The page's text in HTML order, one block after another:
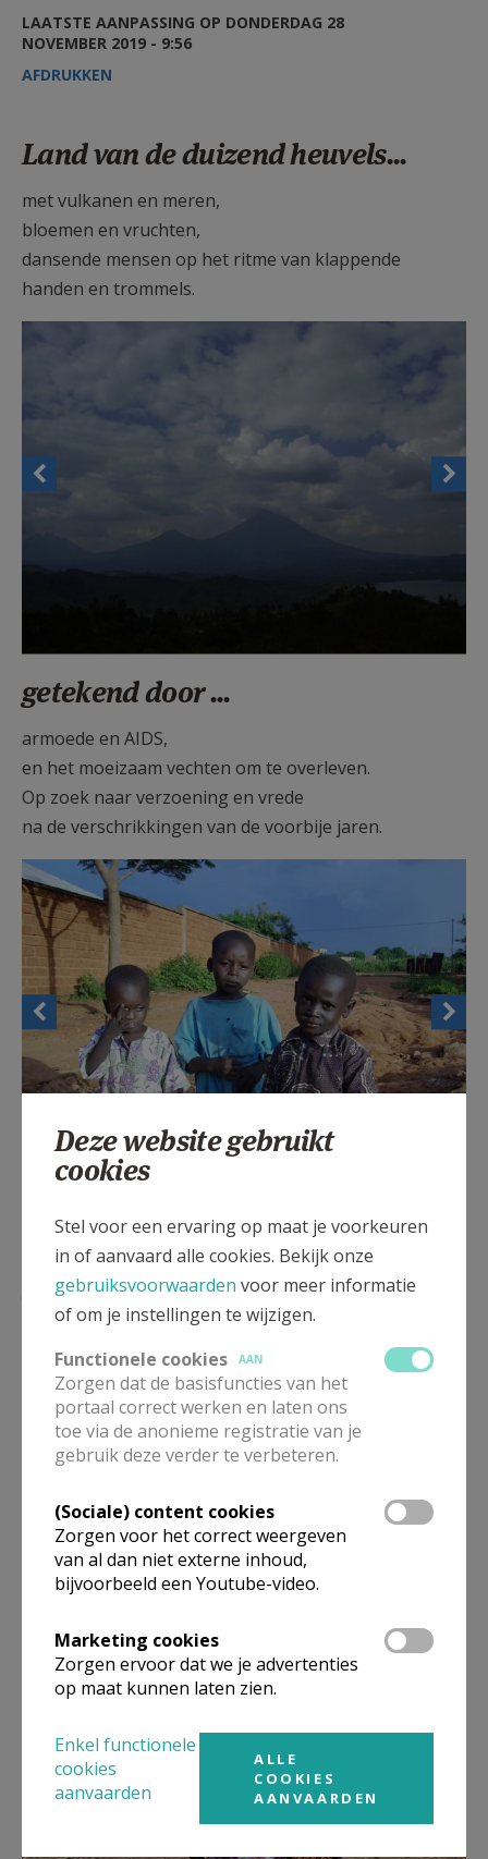
AANMELDEN OF REGISTREREN
LAATSTE AANPASSING OP DONDERDAG 28
NOVEMBER 2019 - 9:56
AFDRUKKEN
Land van de duizend heuvels...
met vulkanen en meren,
bloemen en vruchten,
dansende mensen op het ritme van klappende
handen en trommels.
getekend door ...
armoede en AIDS,
en het moeizaam vechten om te overleven.
Op zoek naar verzoening en vrede
na de verschrikkingen van de voorbije jaren.
... waar we als zusters
bernardinnen sinds 1932 aanwezig
zijn...
bernardinnen uit Oudenaarde, als missionaris naar
Rwanda.
In Kansi, het uiterste zuiden van het land, beginnen zij
een eerste communiteit.
honderden kinderen
Deze website gebruikt
cookies
Stel voor een ervaring op maat je voorkeuren
in of aanvaard alle cookies. Bekijk onze
gebruiksvoorwaarden voor meer informatie
of om je instellingen te wijzigen.
Functionele cookies
AAN
Zorgen dat de basisfuncties van het
portaal correct werken en laten ons
toe via de anonieme registratie van je
gebruik deze verder te verbeteren.
(Sociale) content cookies
Zorgen voor het correct weergeven
van al dan niet externe inhoud,
bijvoorbeeld een Youtube-video.
Marketing cookies
Zorgen ervoor dat we je advertenties
op maat kunnen laten zien.
Enkel functionele
cookies
aanvaarden
ALLE
COOKIES
AANVAARDEN